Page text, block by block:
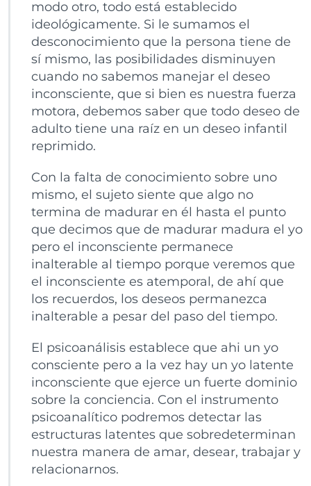
modo otro, todo está establecido
ideológicamente. Si le sumamos el
desconocimiento que la persona tiene de
sí mismo, las posibilidades disminuyen
cuando no sabemos manejar el deseo
inconsciente, que si bien es nuestra fuerza
motora, debemos saber que todo deseo de
adulto tiene una raíz en un deseo infantil
reprimido.
Con la falta de conocimiento sobre uno
mismo, el sujeto siente que algo no
termina de madurar en él hasta el punto
que decimos que de madurar madura el yo
pero el inconsciente permanece
inalterable al tiempo porque veremos que
el inconsciente es atemporal, de ahí que
los recuerdos, los deseos permanezca
inalterable a pesar del paso del tiempo.
El psicoanálisis establece que ahi un yo
consciente pero a la vez hay un yo latente
inconsciente que ejerce un fuerte dominio
sobre la conciencia. Con el instrumento
psicoanalítico podremos detectar las
estructuras latentes que sobredeterminan
nuestra manera de amar, desear, trabajar y
relacionarnos.